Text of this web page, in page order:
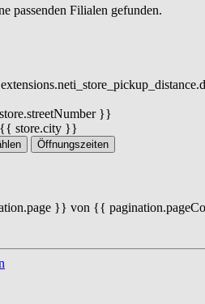
passenden Filialen gefunden.
}}
store.city }}
Öffnungszeiten
}} von {{